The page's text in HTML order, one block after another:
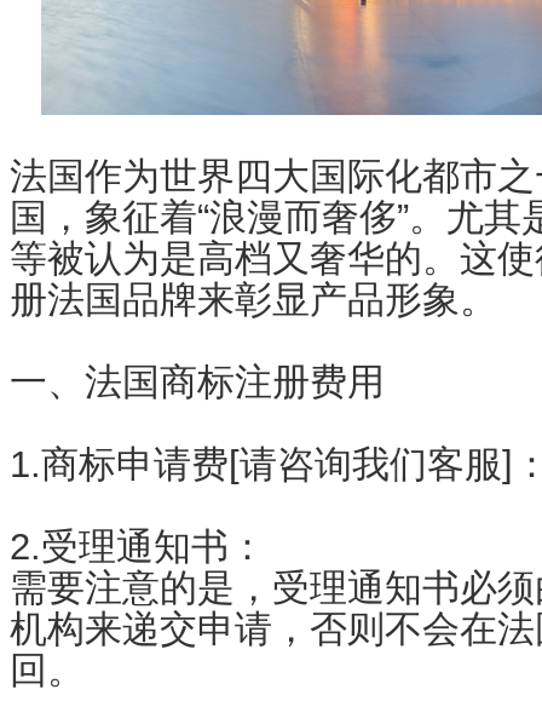
法国作为世界四大国际化都市
国，象征着“浪漫而奢侈”。尤
等被认为是高档又奢华的。这
册法国品牌来彰显产品形象。
一、法国商标注册费用
1.商标申请费[请咨询我们客服]
2.受理通知书：
需要注意的是，受理通知书必
机构来递交申请，否则不会在
回。